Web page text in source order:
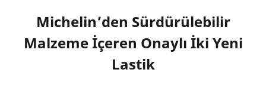
Michelin’den Sürdürülebilir
Malzeme İçeren Onaylı İki Yeni
Lastik